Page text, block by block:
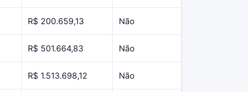
R$ 200.659,13 Não
R$ 501.664,83 Não
R$ 1.513.698,12 Não